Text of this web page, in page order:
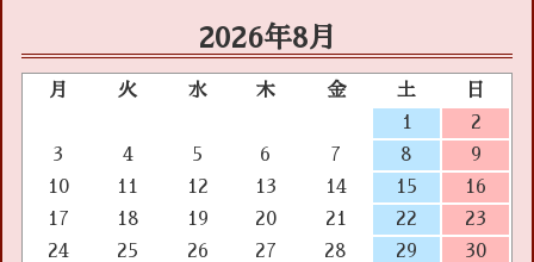
2026年8月
月 火 水 木 金 土
日
1
2
3
4 5 6 7 8
9
10
11 12 13 14 15
16
17
18 19 20 21 22
23
24
25 26 27 28 29
30